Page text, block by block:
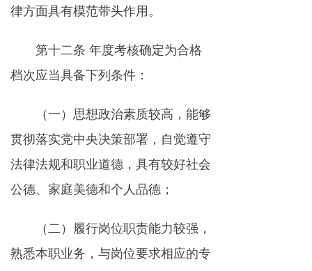
律方面具有模范带头作用。
第十二条 年度考核确定为合格
档次应当具备下列条件：
（一）思想政治素质较高，能够
贯彻落实党中央决策部署，自觉遵守
法律法规和职业道德，具有较好社会
公德、家庭美德和个人品德；
（二）履行岗位职责能力较强，
熟悉本职业务，与岗位要求相应的专